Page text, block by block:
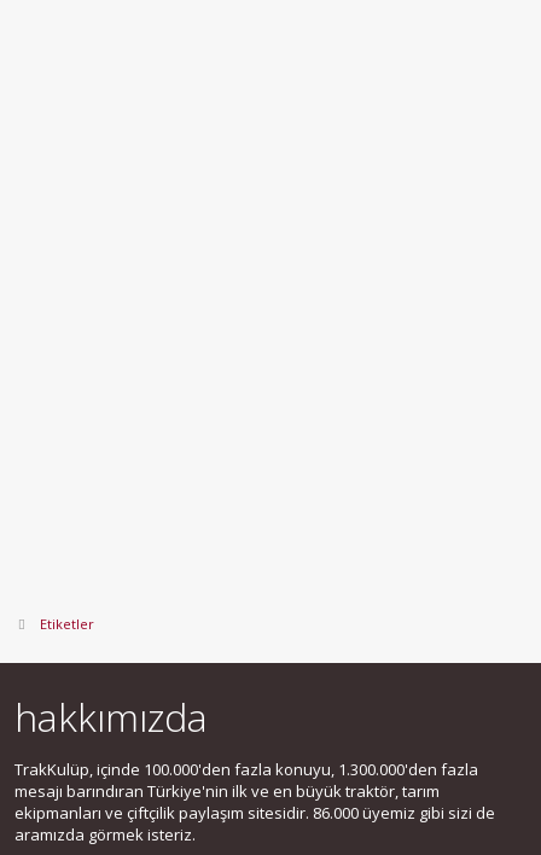
Etiketler
hakkımızda
TrakKulüp, içinde 100.000'den fazla konuyu, 1.300.000'den fazla
mesajı barındıran Türkiye'nin ilk ve en büyük traktör, tarım
ekipmanları ve çiftçilik paylaşım sitesidir. 86.000 üyemiz gibi sizi de
aramızda görmek isteriz.